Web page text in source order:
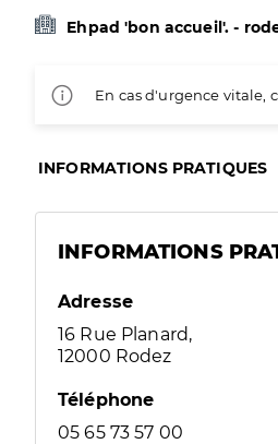
Ehpad 'bon accueil'. -
En cas d'urgence vitale,
INFORMATIONS PRATIQUES
INFORMATIONS
Adresse
16 Rue Planard,
12000 Rodez
Téléphone
05 65 73 57 00